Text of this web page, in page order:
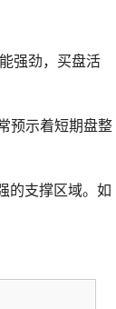
强劲，买盘活
预示着短期盘整
的支撑区域。如